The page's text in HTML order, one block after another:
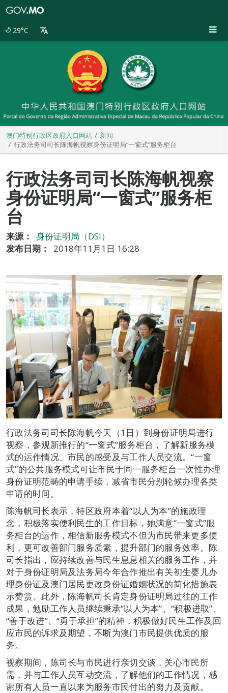
29°C
澳门特别行政区政府入口网站
新闻
行政法务司司长陈海帆视察身份证明局“一窗式”服务柜台
行政法务司司长陈海帆视察
身份证明局“一窗式”服务柜
台
来源：
身份证明局（DSI）
发布日期：
2018年11月1日 16:28
行政法务司司长陈海帆今天（1日）到身份证明局进行
视察，参观新推行的“一窗式”服务柜台，了解新服务模
式的运作情况、市民的感受及与工作人员交流。“一窗
式”的公共服务模式可让市民于同一服务柜台一次性办理
身份证明范畴的申请手续，减省市民分别轮候办理各类
申请的时间。
陈海帆司长表示，特区政府本着“以人为本”的施政理
念，积极落实便利民生的工作目标，她满意“一窗式”服
务柜台的运作，相信新服务模式不但为市民带来更多便
利，更可改善部门服务质素，提升部门的服务效率。陈
司长指出，应持续改善与民生息息相关的服务工作，并
对于身份证明局及法务局今年合作推出有关初生婴儿办
理身份证及澳门居民更改身份证婚姻状况的简化措施表
示赞赏。此外，陈海帆司长肯定身份证明局过往的工作
成果，勉励工作人员继续秉承“以人为本”、“积极进取”、
“善于改进”、“勇于承担”的精神，积极做好民生工作及回
应市民的诉求及期望，不断为澳门市民提供优质的服
务。
视察期间，陈司长与市民进行亲切交谈，关心市民所
需，并与工作人员互动交流，了解他们的工作情况，感
谢所有人员一直以来为服务市民付出的努力及贡献。